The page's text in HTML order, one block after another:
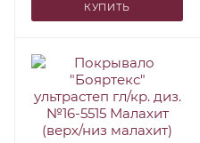
КУПИТЬ